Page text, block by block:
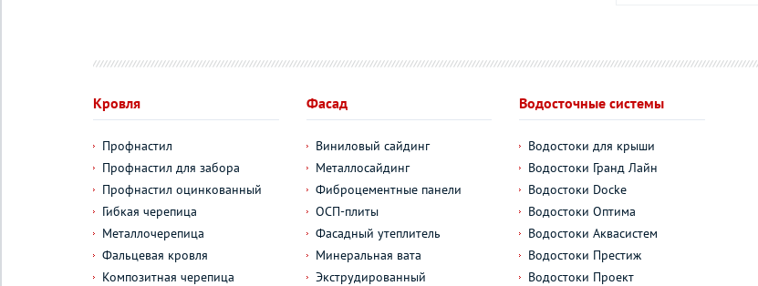
Кровля
Профнастил
Профнастил для забора
Профнастил оцинкованный
Гибкая черепица
Металлочерепица
Фальцевая кровля
Композитная черепица
Фасад
Виниловый сайдинг
Металлосайдинг
Фиброцементные панели
ОСП-плиты
Фасадный утеплитель
Минеральная вата
Экструдированный
Водосточные системы
Водостоки для крыши
Водостоки Гранд Лайн
Водостоки Docke
Водостоки Оптима
Водостоки Аквасистем
Водостоки Престиж
Водостоки Проект